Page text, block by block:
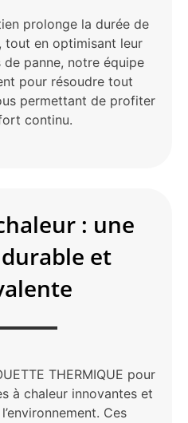
prolonge la durée de
tout en optimisant leur
panne, notre équipe
pour résoudre tout
permettant de profiter
continu.
: une
et
THERMIQUE pour
à chaleur innovantes et
Ces